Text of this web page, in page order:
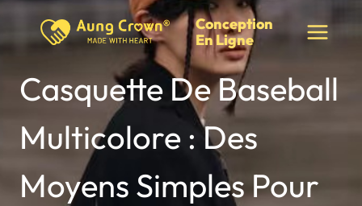
Conception
En Ligne
Casquette De Baseball
Multicolore : Des
Moyens Simples Pour